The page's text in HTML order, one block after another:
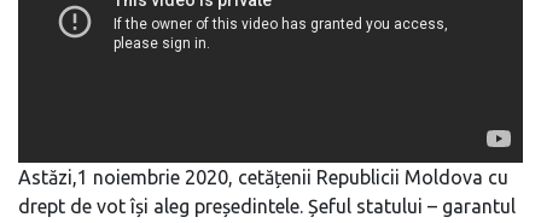
Astăzi,1 noiembrie 2020, cetățenii Republicii Moldova cu
drept de vot își aleg președintele. Șeful statului – garantul